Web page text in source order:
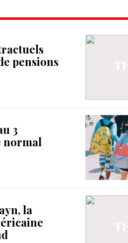
pensions
3
normal
la